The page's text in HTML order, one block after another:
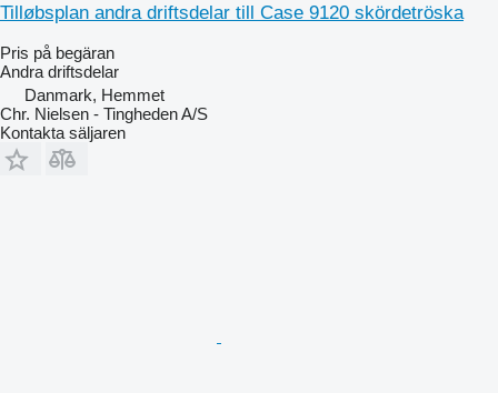
Tilløbsplan andra driftsdelar till Case 9120 skördetröska
Pris på begäran
Andra driftsdelar
Danmark, Hemmet
Chr. Nielsen - Tingheden A/S
Kontakta säljaren